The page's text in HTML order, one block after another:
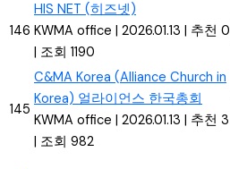
146
HIS NET (히즈넷)
KWMA office
2026.01.13
추천 0
조회 1190
145
C&MA Korea (Alliance Church in
Korea) 얼라이언스 한국총회
KWMA office
2026.01.13
추천 3
조회 982